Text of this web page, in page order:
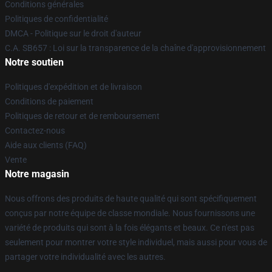
Conditions générales
Politiques de confidentialité
DMCA - Politique sur le droit d'auteur
C.A. SB657 : Loi sur la transparence de la chaîne d'approvisionnement
Notre soutien
Politiques d'expédition et de livraison
Conditions de paiement
Politiques de retour et de remboursement
Contactez-nous
Aide aux clients (FAQ)
Vente
Notre magasin
Nous offrons des produits de haute qualité qui sont spécifiquement
conçus par notre équipe de classe mondiale. Nous fournissons une
variété de produits qui sont à la fois élégants et beaux. Ce n'est pas
seulement pour montrer votre style individuel, mais aussi pour vous de
partager votre individualité avec les autres.